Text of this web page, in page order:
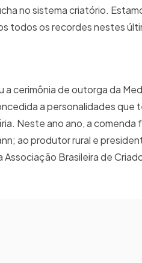
no sistema criatório.
todos os recordes nestes
cerimônia de outorga da
a personalidades
Neste ano ano, a
ao produtor rural e
Brasileira de